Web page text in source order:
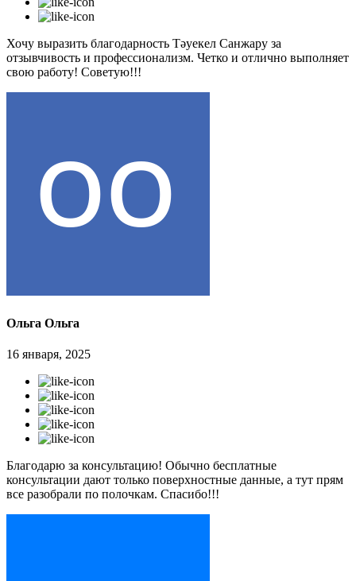
Хочу выразить благодарность Тәуекел Санжару за
отзывчивость и профессионализм. Четко и отлично выполняет
свою работу! Советую!!!
Ольга Ольга
16 января, 2025
Благодарю за консультацию! Обычно бесплатные
консультации дают только поверхностные данные, а тут прям
все разобрали по полочкам. Спасибо!!!